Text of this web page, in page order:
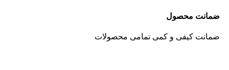
ضمانت محصول
ضمانت کیفی و کمی تمامی محصولات